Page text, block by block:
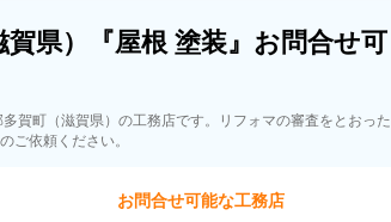
県）『屋根 塗装』お問合せ可
賀町（滋賀県）の工務店です。リフォマの審査をとおった
ご依頼ください。
お問合せ可能な工務店